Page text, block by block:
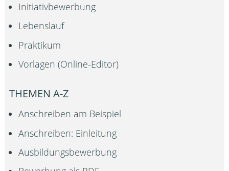
Initiativbewerbung
Lebenslauf
Praktikum
Vorlagen (Online-Editor)
THEMEN A-Z
Anschreiben am Beispiel
Anschreiben: Einleitung
Ausbildungsbewerbung